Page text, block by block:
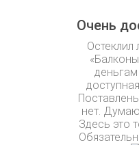
Очень
нет.
Здесь это